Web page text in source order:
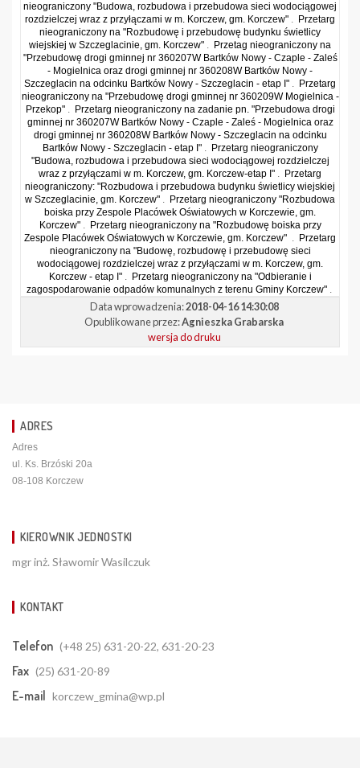
nieograniczony "Budowa, rozbudowa i przebudowa sieci wodociągowej
rozdzielczej wraz z przyłączami w m. Korczew, gm. Korczew" . Przetarg
nieograniczony na "Rozbudowę i przebudowę budynku świetlicy
wiejskiej w Szczeglacinie, gm. Korczew" . Przetag nieograniczony na
"Przebudowę drogi gminnej nr 360207W Bartków Nowy - Czaple - Zaleś
- Mogielnica oraz drogi gminnej nr 360208W Bartków Nowy -
Szczeglacin na odcinku Bartków Nowy - Szczeglacin - etap I" . Przetarg
nieograniczony na "Przebudowę drogi gminnej nr 360209W Mogielnica -
Przekop". Przetarg nieograniczony na zadanie pn. "Przebudowa drogi
gminnej nr 360207W Bartków Nowy - Czaple - Zaleś - Mogielnica oraz
drogi gminnej nr 360208W Bartków Nowy - Szczeglacin na odcinku
Bartków Nowy - Szczeglacin - etap I". Przetarg nieograniczony
"Budowa, rozbudowa i przebudowa sieci wodociągowej rozdzielczej
wraz z przyłączami w m. Korczew, gm. Korczew-etap I" . Przetarg
nieograniczony: "Rozbudowa i przebudowa budynku świetlicy wiejskiej
w Szczeglacinie, gm. Korczew" . Przetarg nieograniczony "Rozbudowa
boiska przy Zespole Placówek Oświatowych w Korczewie, gm.
Korczew". Przetarg nieograniczony na "Rozbudowę boiska przy
Zespole Placówek Oświatowych w Korczewie, gm. Korczew" . Przetarg
nieograniczony na "Budowę, rozbudowę i przebudowę sieci
wodociągowej rozdzielczej wraz z przyłączami w m. Korczew, gm.
Korczew - etap I". Przetarg nieograniczony na "Odbieranie i
zagospodarowanie odpadów komunalnych z terenu Gminy Korczew".
Data wprowadzenia:2018-04-16 14:30:08
Opublikowane przez:Agnieszka Grabarska
wersja do druku
ADRES
Adres
ul. Ks. Brzóski 20a
08-108 Korczew
KIEROWNIK JEDNOSTKI
mgr inż. Sławomir Wasilczuk
KONTAKT
Telefon (+48 25) 631-20-22, 631-20-23
Fax (25) 631-20-89
E-mail korczew_gmina@wp.pl